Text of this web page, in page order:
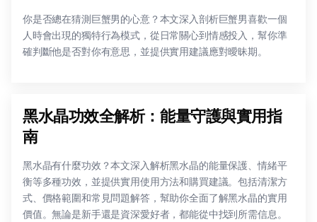
你是否總在猜測巨蟹男的心意？本文深入剖析巨蟹男喜歡一個
人時會出現的獨特行為模式，從日常關心到情感投入，幫你準
確判斷他是否對你有意思，並提供實用建議應對曖昧期。
黑水晶功效全解析：能量守護與實用指
南
黑水晶有什麼功效？本文深入解析黑水晶的能量保護、情緒平
衡等多種功效，並提供實用使用方法和購買建議。包括清潔方
式、價格範圍和常見問題解答，幫助你全面了解黑水晶的實用
價值。無論是新手還是資深愛好者，都能從中找到所需信息。